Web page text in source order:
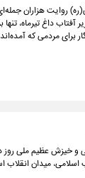
روایت هزاران
داغ تیرماه، تنها
مردمی که
اسلامی، میدان